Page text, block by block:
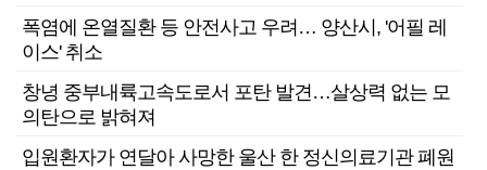
폭염에 온열질환 등 안전사고 우려… 양산시, '어필 레
이스' 취소
창녕 중부내륙고속도로서 포탄 발견…살상력 없는 모
의탄으로 밝혀져
입원환자가 연달아 사망한 울산 한 정신의료기관 폐원